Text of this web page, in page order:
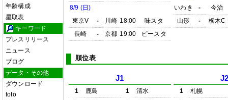
年齢構成
星取表
キーワード
プレスリリース
ニュース
ブログ
データ・その他
ダウンロード
toto
8/9 (日)
東京V
- 川崎 18:00
味スタ
長崎
- 京都 19:00 ピースタ
いわき
-
今治
山形
- 栃木C
順位表
J1
1 鹿島 1
清水
1
札幌